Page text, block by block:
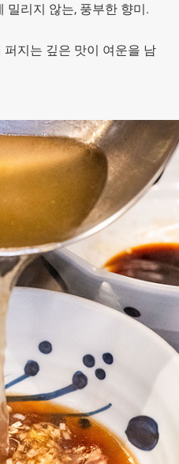
밀리지 않는, 풍부한 향미.
지는 깊은 맛이 여운을 남